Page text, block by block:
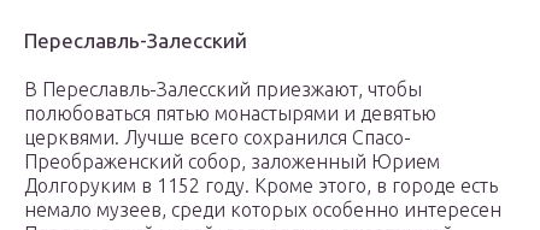
Переславль-Залесский
В Переславль-Залесский приезжают, чтобы
полюбоваться пятью монастырями и девятью
церквями. Лучше всего сохранился Спасо-
Преображенский собор, заложенный Юрием
Долгоруким в 1152 году. Кроме этого, в городе есть
немало музеев, среди которых особенно интересен